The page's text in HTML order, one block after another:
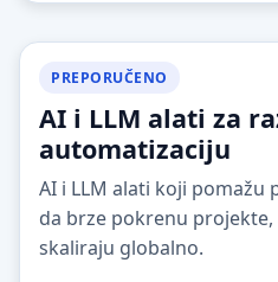
PREPORUČENO
AI i LLM alati za
automatizaciju
AI i LLM alati koji pomažu
da brze pokrenu
skaliraju globalno.